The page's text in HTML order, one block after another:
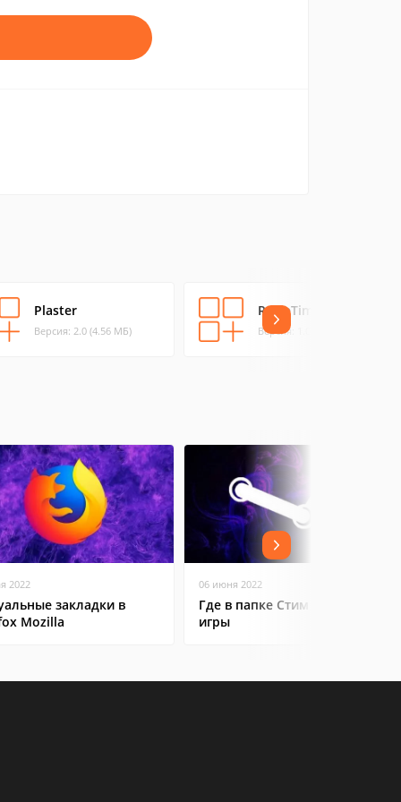
Plaster
Версия: 2.0 (4.56 МБ)
RosieTimer for Mac
Версия: 1.0 (0.14 МБ)
2022
закладки в
Mozilla
06 июня 2022
Где в папке Стим находятся
игры